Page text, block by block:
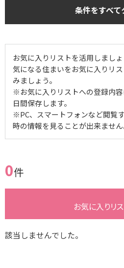
条件をすべて
お気に入りリストを活用しましょ
気になる住まいをお気に入りリ
みましょう。
※お気に入りリストへの登録内
日間保存します。
※PC、スマートフォンなど閲覧
時の情報を見ることが出来ません
0件
お気に入りリ
該当しませんでした。